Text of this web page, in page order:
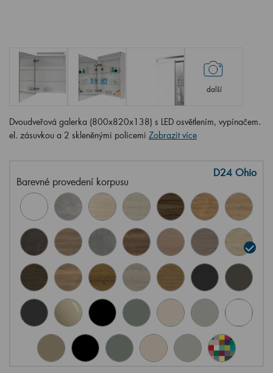
další
Dvoudveřová galerka (800x820x138) s LED osvětlením, vypínačem.
el. zásuvkou a 2 skleněnými policemi Zobrazit více
Barevné provedení korpusu
D24 Ohio